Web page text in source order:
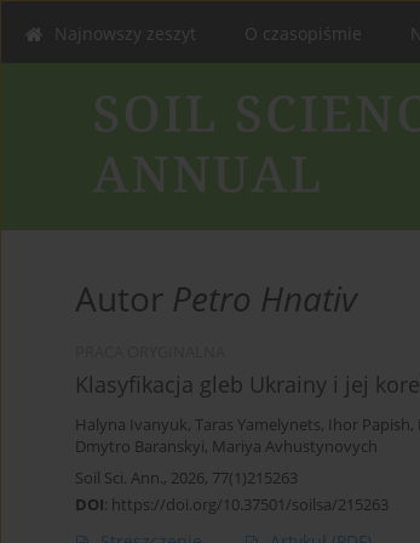
Najnowszy zeszyt O czasopiśmie
Autor Petro Hnativ
Klasyfikacja gleb Ukrainy i jej
Halyna Ivanyuk, Taras Yamelynets, Ihor Papish,
Dmytro Baranskyi, Mariya Avhustynovych
Soil Sci. Ann., 2026, 77(1)215263
DOI: https://doi.org/10.37501/soilsa/215263